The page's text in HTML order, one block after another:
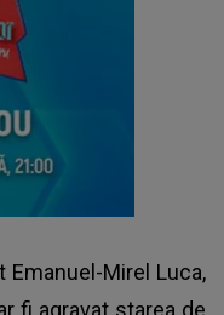
Mirel Luca,
fi agravat starea de